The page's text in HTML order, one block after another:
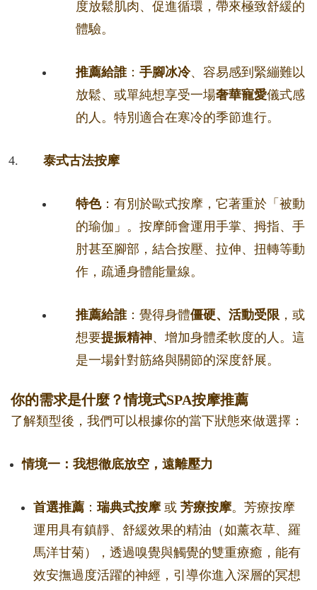
度放鬆肌肉、促進循環，帶來極致舒緩的
體驗。
推薦給誰： 手腳冰冷、容易感到緊繃難以
放鬆、或單純想享受一場奢華寵愛儀式感
的人。特別適合在寒冷的季節進行。
泰式古法按摩
特色：有別於歐式按摩，它著重於「被動
的瑜伽」。按摩師會運用手掌、拇指、手
肘甚至腳部，結合按壓、拉伸、扭轉等動
作，疏通身體能量線。
推薦給誰：覺得身體僵硬、活動受限 ，或
想要提振精神、增加身體柔軟度的人。這
是一場針對筋絡與關節的深度舒展。
你的需求是什麼？情境式SPA按摩推薦
了解類型後，我們可以根據你的當下狀態來做選擇：
情境一：我想徹底放空，遠離壓力
首選推薦 ： 瑞典式按摩或 芳療按摩。芳療按摩
運用具有鎮靜、舒緩效果的精油（如薰衣草、羅
馬洋甘菊），透過嗅覺與觸覺的雙重療癒，能有
效安撫過度活躍的神經，引導你進入深層的冥想